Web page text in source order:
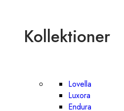
Kollektioner
Lovella
Luxora
Endura